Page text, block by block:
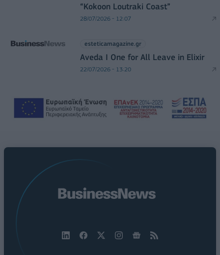
“Kokoon Loutraki Coast”
28/07/2026 - 12:07
esteticamagazine.gr
Aveda I One for All Leave in Elixir
22/07/2026 - 13:20